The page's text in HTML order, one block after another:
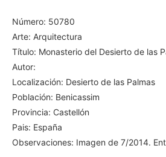
Número: 50780
Arte: Arquitectura
Título: Monasterio del Desierto de las
Autor:
Localización: Desierto de las Palmas
Población: Benicassim
Provincia: Castellón
Pais: España
Observaciones: Imagen de 7/2014.